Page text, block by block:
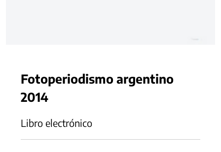
Fotoperiodismo argentino
2014
Libro electrónico